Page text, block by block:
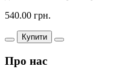
540.00 грн.
Купити
Про нас